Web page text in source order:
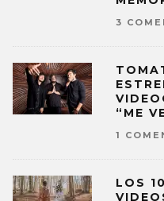
3
“ME
1
LOS